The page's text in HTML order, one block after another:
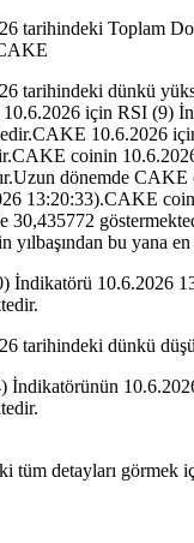
tarihindeki Toplam
tarihindeki dünkü
için RSI (9)
10.6.2026
coinin
dönemde
13:20:33).CAKE
30,435772
yılbaşından bu yana
İndikatörü 10.6.2026
tarihindeki dünkü
tüm detayları görmek